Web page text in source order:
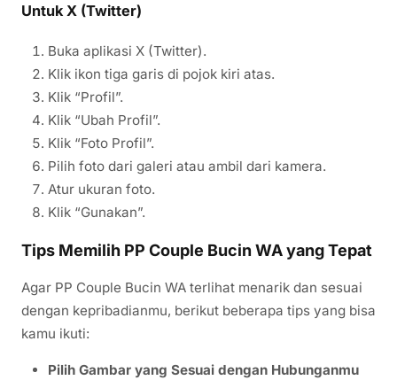
Untuk X (Twitter)
Buka aplikasi X (Twitter).
Klik ikon tiga garis di pojok kiri atas.
Klik “Profil”.
Klik “Ubah Profil”.
Klik “Foto Profil”.
Pilih foto dari galeri atau ambil dari kamera.
Atur ukuran foto.
Klik “Gunakan”.
Tips Memilih PP Couple Bucin WA yang Tepat
Agar PP Couple Bucin WA terlihat menarik dan sesuai
dengan kepribadianmu, berikut beberapa tips yang bisa
kamu ikuti:
Pilih Gambar yang Sesuai dengan Hubunganmu